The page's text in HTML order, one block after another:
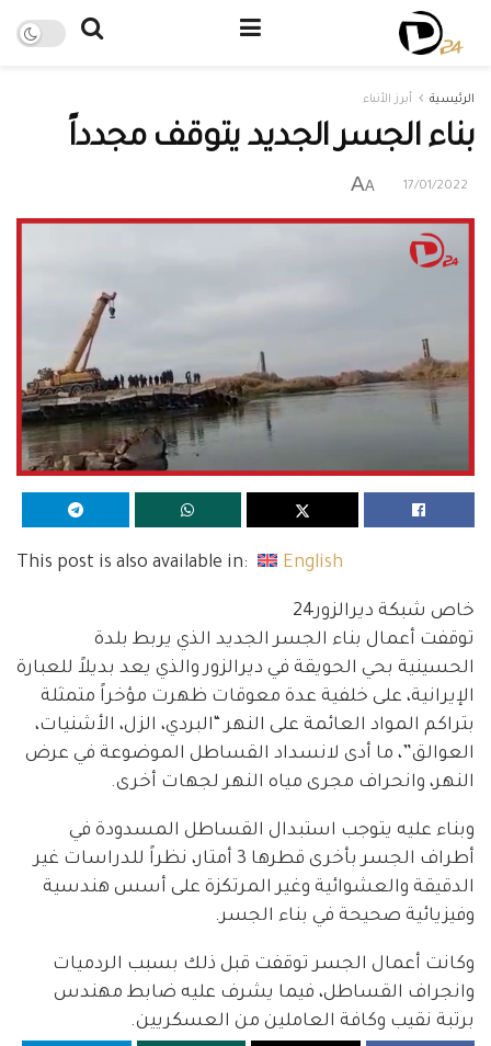
الرئيسية أبرز الأنباء
بناء الجسر الجديد يتوقف مجدداً
17/01/2022
A
A
This post is also available in: English
خاص شبكة ديرالزور24
توقفت أعمال بناء الجسر الجديد الذي يربط بلدة
الحسينية بحي الحويقة في ديرالزور والذي يعد بديلاً للعبارة
الإيرانية، على خلفية عدة معوقات ظهرت مؤخراً متمثلة
بتراكم المواد العائمة على النهر “البردي، الزل، الأشنيات،
العوالق”، ما أدى لانسداد القساطل الموضوعة في عرض
النهر، وانحراف مجرى مياه النهر لجهات أخرى.
وبناء عليه يتوجب استبدال القساطل المسدودة في
أطراف الجسر بأخرى قطرها 3 أمتار، نظراً للدراسات غير
الدقيقة والعشوائية وغير المرتكزة على أسس هندسية
وفيزيائية صحيحة في بناء الجسر.
وكانت أعمال الجسر توقفت قبل ذلك بسبب الردميات
وانجراف القساطل، فيما يشرف عليه ضابط مهندس
برتبة نقيب وكافة العاملين من العسكريين.